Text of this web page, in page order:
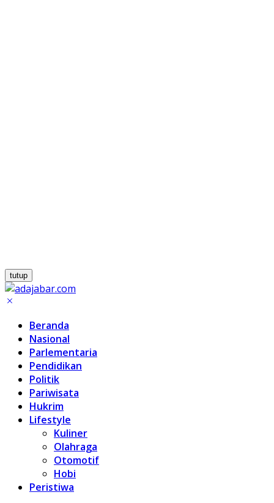
tutup
Beranda
Nasional
Parlementaria
Pendidikan
Politik
Pariwisata
Hukrim
Lifestyle
Kuliner
Olahraga
Otomotif
Hobi
Peristiwa